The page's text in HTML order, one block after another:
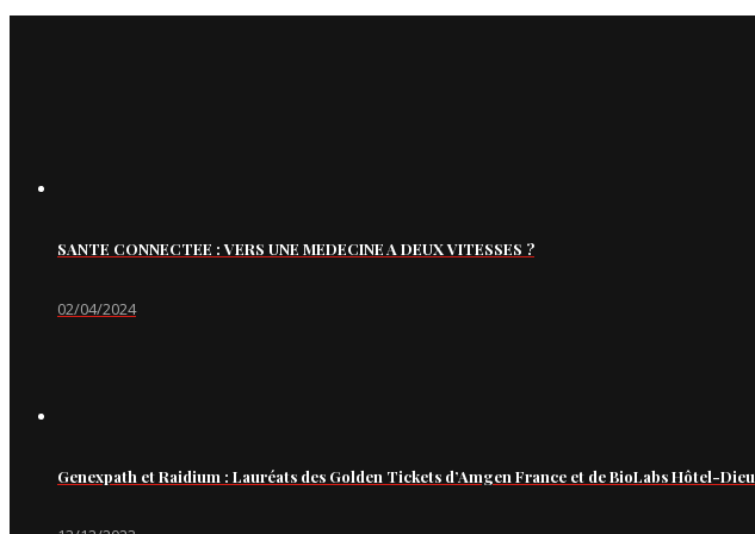
SANTE CONNECTEE : VERS UNE MEDECINE A DEUX VITESSES ?
02/04/2024
Genexpath et Raidium : Lauréats des Golden Tickets d’Amgen France et de BioLabs Hôtel-Dieu